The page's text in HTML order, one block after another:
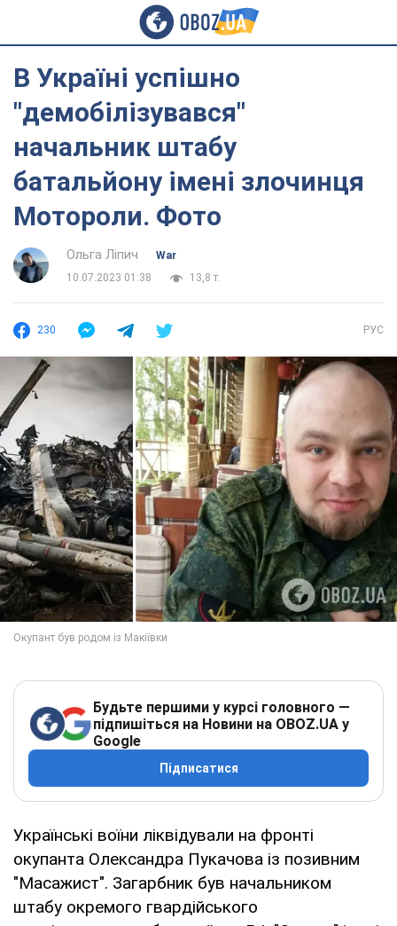
В Україні успішно
"демобілізувався"
начальник штабу
батальйону імені злочинця
Мотороли. Фото
Ольга Ліпич
War
10.07.2023 01:38
13,8 т.
230 РУС
Будьте першими у курсі головного —
підпишіться на Новини на OBOZ.UA у
Google
Підписатися
Українські воїни ліквідували на фронті
окупанта Олександра Пукачова із позивним
"Масажист". Загарбник був начальником
штабу окремого гвардійського